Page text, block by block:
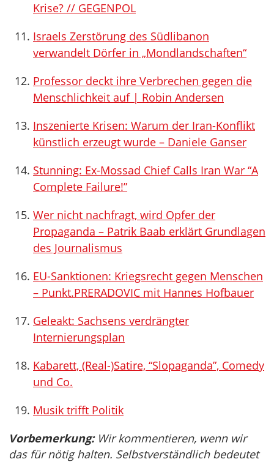
Krise? // GEGENPOL
Israels Zerstörung des Südlibanon
verwandelt Dörfer in „Mondlandschaften“
Professor deckt ihre Verbrechen gegen die
Menschlichkeit auf | Robin Andersen
Inszenierte Krisen: Warum der Iran-Konflikt
künstlich erzeugt wurde – Daniele Ganser
Stunning: Ex-Mossad Chief Calls Iran War “A
Complete Failure!”
Wer nicht nachfragt, wird Opfer der
Propaganda – Patrik Baab erklärt Grundlagen
des Journalismus
EU-Sanktionen: Kriegsrecht gegen Menschen
– Punkt.PRERADOVIC mit Hannes Hofbauer
Geleakt: Sachsens verdrängter
Internierungsplan
Kabarett, (Real-)Satire, “Slopaganda”, Comedy
und Co.
Musik trifft Politik
Vorbemerkung:Wir kommentieren, wenn wir
das für nötig halten. Selbstverständlich bedeutet